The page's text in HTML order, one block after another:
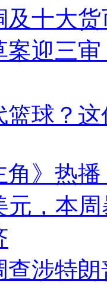
及十大
迎三
篮球？
角》热
元，本
查涉特